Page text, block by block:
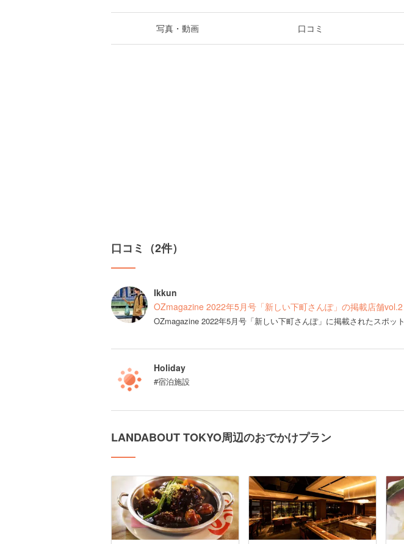
写真・動画 口コミ
口コミ（2件）
Ikkun
OZmagazine 2022年5月号「新しい下町さんぽ」の掲載店舗vol.2
OZmagazine 2022年5月号「新しい下町さんぽ」に掲載されたスポット
Holiday
#宿泊施設
LANDABOUT TOKYO周辺のおでかけプラン